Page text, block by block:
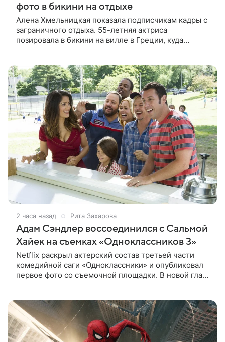
фото в бикини на отдыхе
Алена Хмельницкая показала подписчикам кадры с
заграничного отдыха. 55-летняя актриса
позировала в бикини на вилле в Греции, куда
2 часа назад Рита Захарова
Адам Сэндлер воссоединился с Сальмой
Хайек на съемках «Одноклассников 3»
Netflix раскрыл актерский состав третьей части
комедийной саги «Одноклассники» и опубликовал
первое фото со съемочной площадки. В новой главе